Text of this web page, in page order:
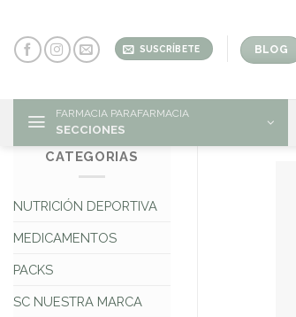
content
SUSCRÍBETE BLOG
FARMACIA PARAFARMACIA
SECCIONES
CATEGORIAS
NUTRICIÓN DEPORTIVA
MEDICAMENTOS
PACKS
SC NUESTRA MARCA